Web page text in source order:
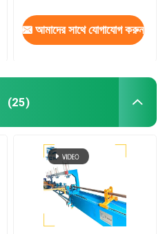
আমাদের সাথে যোগাযোগ করুন
(25)